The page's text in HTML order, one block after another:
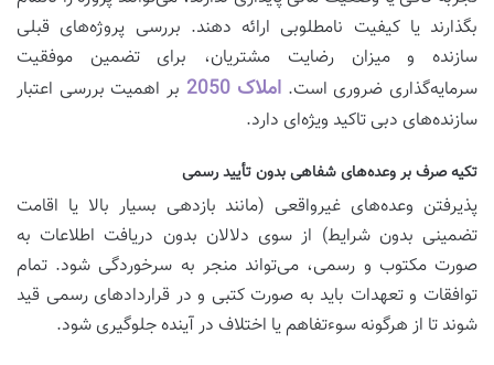
بگذارند یا کیفیت نامطلوبی ارائه دهند. بررسی پروژه‌های قبلی
سازنده و میزان رضایت مشتریان، برای تضمین موفقیت
سرمایه‌گذاری ضروری است. املاک 2050
بر اهمیت بررسی اعتبار
سازنده‌های دبی تاکید ویژه‌ای دارد.
تکیه صرف بر وعده‌های شفاهی بدون تأیید رسمی
پذیرفتن وعده‌های غیرواقعی (مانند بازدهی بسیار بالا یا اقامت
تضمینی بدون شرایط) از سوی دلالان بدون دریافت اطلاعات به
صورت مکتوب و رسمی، می‌تواند منجر به سرخوردگی شود. تمام
توافقات و تعهدات باید به صورت کتبی و در قراردادهای رسمی قید
شوند تا از هرگونه سوءتفاهم یا اختلاف در آینده جلوگیری شود.